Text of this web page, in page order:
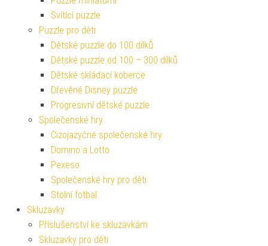
Svítící puzzle
Puzzle pro děti
Dětské puzzle do 100 dílků
Dětské puzzle od 100 – 300 dílků
Dětské skládací koberce
Dřevěné Disney puzzle
Progresivní dětské puzzle
Společenské hry
Cizojazyčné společenské hry
Domino a Lotto
Pexeso
Společenské hry pro děti
Stolní fotbal
Skluzavky
Příslušenství ke skluzavkám
Skluzavky pro děti